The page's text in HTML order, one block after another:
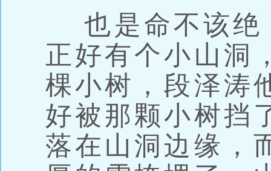
也是命不该绝
正好有个小山洞
棵小树，段泽涛
好被那颗小树挡
落在山洞边缘，